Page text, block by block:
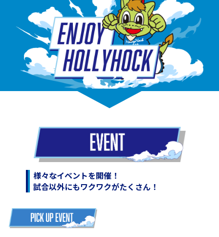
様々なイベントを開催！
試合以外にもワクワクがたくさん！